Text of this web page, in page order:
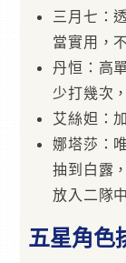
三月七：
當實用，
丹恒：高
少打幾次
艾絲妲：
娜塔莎：
抽到白露
放入二隊
五星角色